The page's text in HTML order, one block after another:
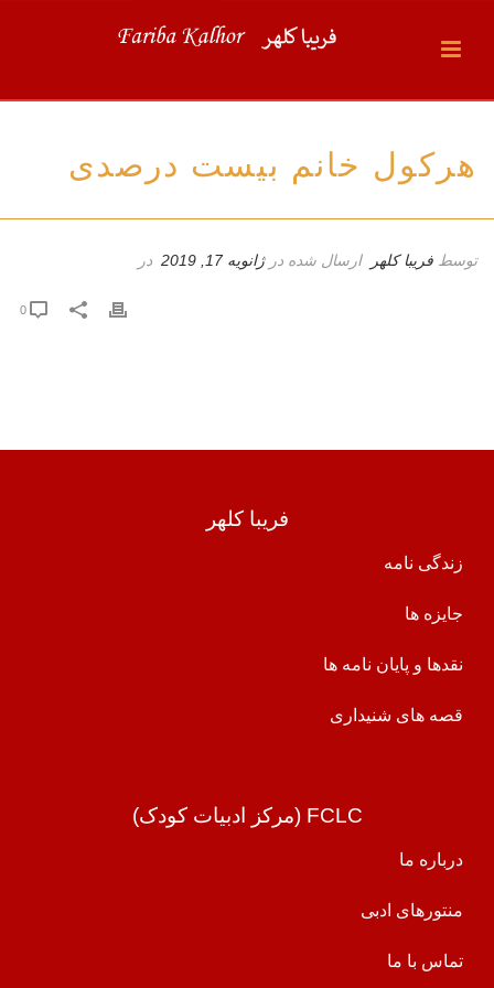
هرکول خانم بیست درصدی
توسط فریبا کلهر ارسال شده درژانویه 17, 2019 در
فریبا کلهر
زندگی نامه
جایزه ها
نقدها و پایان نامه ها
قصه های شنیداری
FCLC (مرکز ادبیات کودک)
درباره ما
منتورهای ادبی
تماس با ما